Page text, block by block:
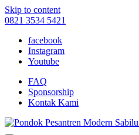
Skip to content
0821 3534 5421
facebook
Instagram
Youtube
FAQ
Sponsorship
Kontak Kami